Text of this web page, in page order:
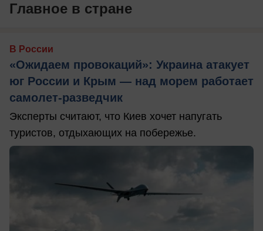
Главное в стране
В России
«Ожидаем провокаций»: Украина атакует
юг России и Крым — над морем работает
самолет-разведчик
Эксперты считают, что Киев хочет напугать
туристов, отдыхающих на побережье.